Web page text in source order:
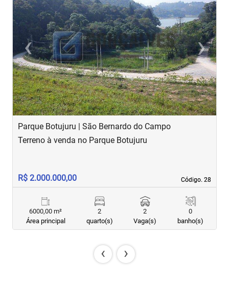
‹Previous ›Next
Parque Botujuru | São Bernardo do Campo
Código. 28
Código. 28
Terreno à venda no Parque Botujuru
R$ 2.000.000,00
6000,00 m²
Área principal
2
quarto(s)
2
Vaga(s)
0
banho(s)
‹ ›